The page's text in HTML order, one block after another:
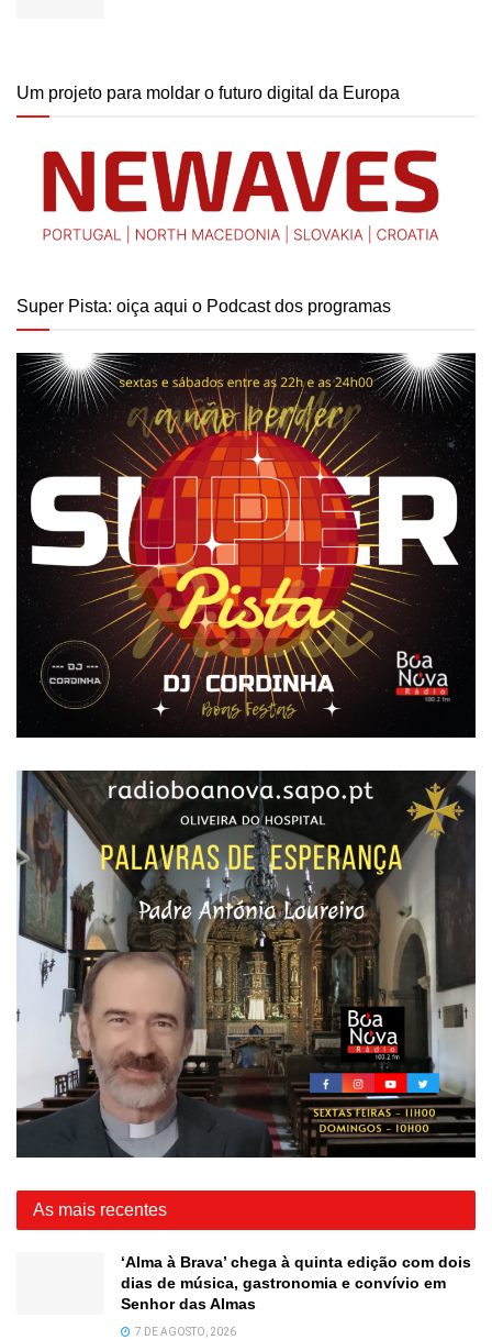
Um projeto para moldar o futuro digital da Europa
Super Pista: oiça aqui o Podcast dos programas
As mais recentes
‘Alma à Brava’ chega à quinta edição com dois
dias de música, gastronomia e convívio em
Senhor das Almas
7 DE AGOSTO, 2026